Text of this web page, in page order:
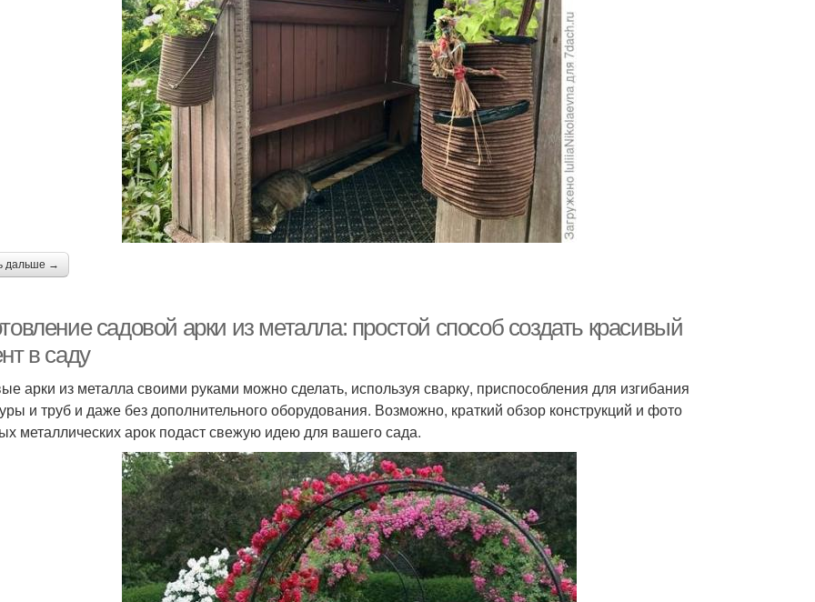
дальше →
садовой арки из металла: простой способ создать красивый
в саду
арки из металла своими руками можно сделать, используя сварку, приспособления для изгибания
и труб и даже без дополнительного оборудования. Возможно, краткий обзор конструкций и фото
металлических арок подаст свежую идею для вашего сада.